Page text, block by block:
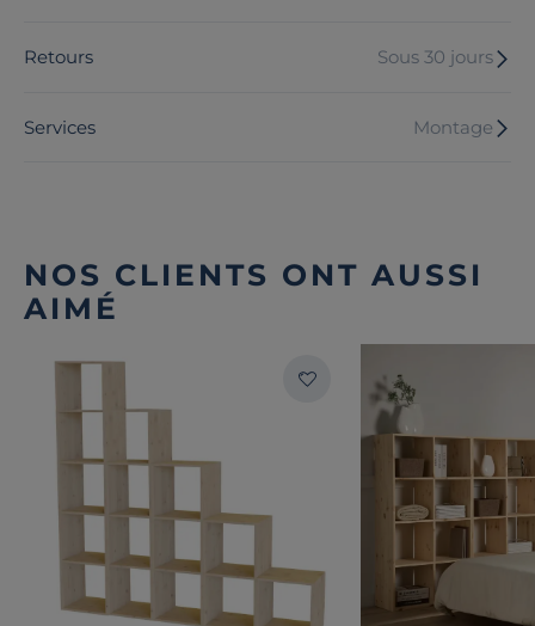
Retours Sous 30 jours
Services Montage
NOS CLIENTS ONT AUSSI
AIMÉ